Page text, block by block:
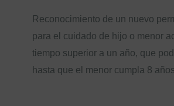
Reconocimiento de un nuevo
para el cuidado de hijo o menor
tiempo superior a un año, que
hasta que el menor cumpla 8